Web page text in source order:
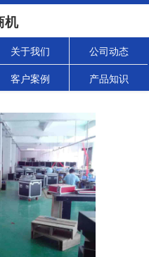
机
关于我们 公司动态
客户案例 产品知识